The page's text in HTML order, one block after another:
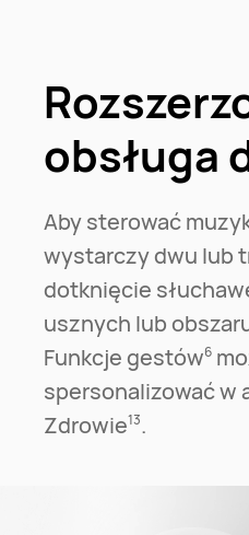
obsługa
Aby sterować
wystarczy dwu lub
dotknięcie
usznych lub
Funkcje gestów⁠6
spersonalizować w
Zdrowie⁠13.